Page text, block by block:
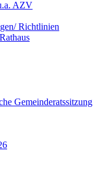
AZV
Richtlinien
Gemeinderatssitzung